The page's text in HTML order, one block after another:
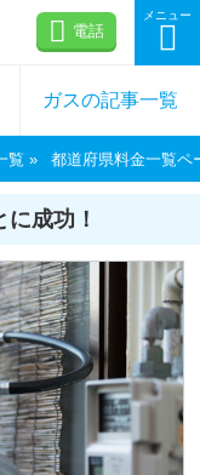
ガスの記事一覧
電話
メニュー
覧 都道府県料金一覧ペ
成功！